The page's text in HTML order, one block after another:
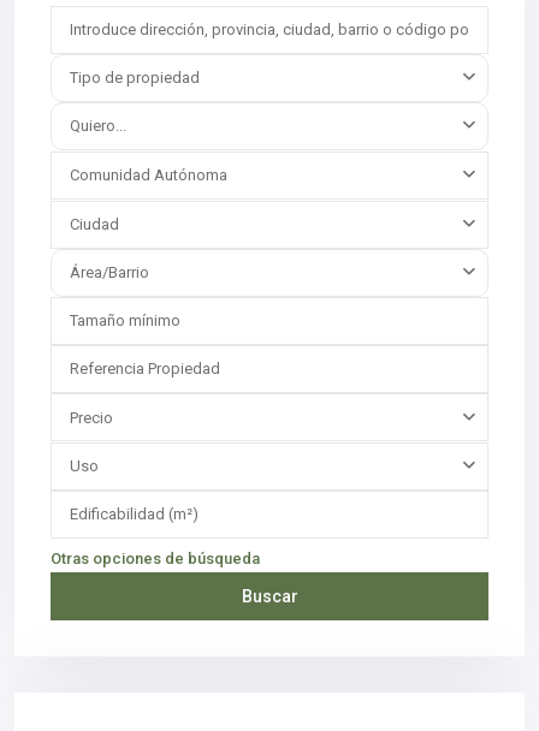
Tipo de propiedad
Quiero...
Comunidad Autónoma
Ciudad
Área/Barrio
Precio
Uso
Otras opciones de búsqueda
Buscar